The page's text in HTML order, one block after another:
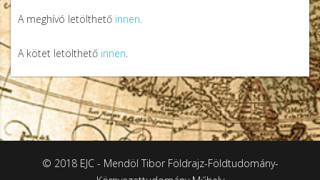
A meghívó letölthető innen.
A kötet letölthető innen.
© 2018 EJC - Mendöl Tibor Földrajz-Földtudomány-